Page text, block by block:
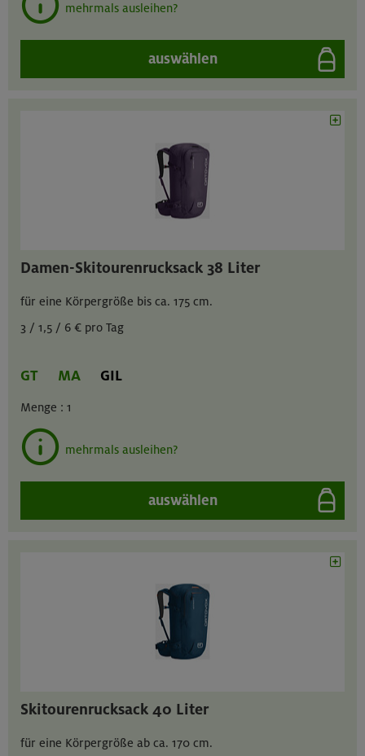
mehrmals ausleihen?
auswählen
Damen-Skitourenrucksack 38 Liter
für eine Körpergröße bis ca. 175 cm.
3 / 1,5 / 6 € pro Tag
GT MA GIL
Menge : 1
mehrmals ausleihen?
auswählen
Skitourenrucksack 40 Liter
für eine Körpergröße ab ca. 170 cm.